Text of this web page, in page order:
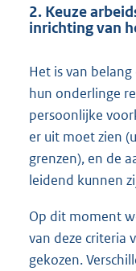
2. Keuze
inrichting van
Het is van
hun onderlinge
persoonlijke
er uit moet zien
grenzen), en de
leidend kunnen
Op dit moment
van deze criteria
gekozen.